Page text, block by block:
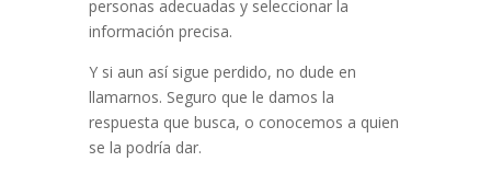
personas adecuadas y seleccionar la
información precisa.
Y si aun así sigue perdido, no dude en
llamarnos. Seguro que le damos la
respuesta que busca, o conocemos a quien
se la podría dar.